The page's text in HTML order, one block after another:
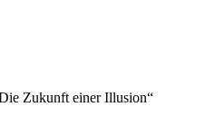
Zukunft einer Illusion“